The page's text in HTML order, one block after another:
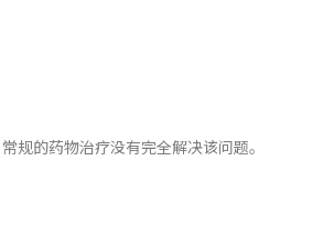
规的药物治疗没有完全解决该问题。